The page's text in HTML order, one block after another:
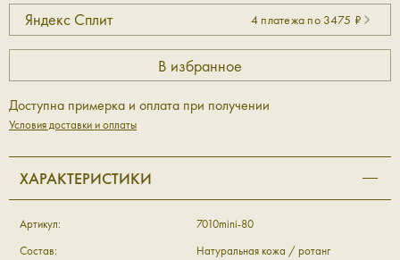
Яндекс Сплит 4 платежа по 3475 ₽
Доступна примерка и оплата при получении
Условия доставки и оплаты
ХАРАКТЕРИСТИКИ
Артикул:
7010mini-80
Состав:
Натуральная кожа / ротанг